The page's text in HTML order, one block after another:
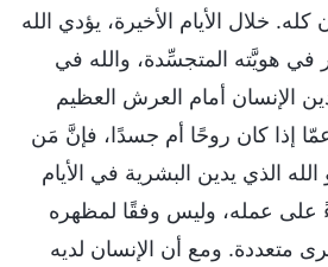
خلال الأيام الأخيرة، يؤدي الله
هويَّته المتجسِّدة، والله في
الإنسان أمام العرش العظيم
إذا كان روحًا أم جسدًا، فإنَّ مَن
الذي يدين البشرية في الأيام
على عمله، وليس وفقًا لمظهره
متعددة. ومع أن الإنسان لديه